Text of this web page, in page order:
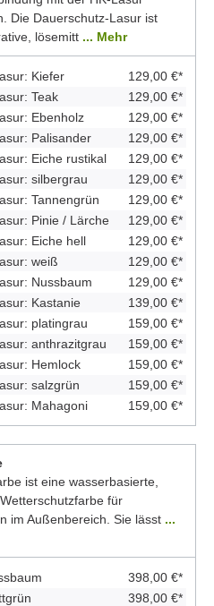
Die Dauerschutz-Lasur ist
lösemitt ... Mehr
Kiefer
129,00 €*
Teak
129,00 €*
Ebenholz
129,00 €*
Palisander
129,00 €*
Eiche rustikal
129,00 €*
silbergrau
129,00 €*
Tannengrün
129,00 €*
Pinie / Lärche
129,00 €*
Eiche hell
129,00 €*
weiß
129,00 €*
Nussbaum
129,00 €*
Kastanie
139,00 €*
platingrau
159,00 €*
anthrazitgrau
159,00 €*
Hemlock
159,00 €*
salzgrün
159,00 €*
Mahagoni
159,00 €*
ist eine wasserbasierte,
für
im Außenbereich. Sie lässt ...
398,00 €*
398,00 €*